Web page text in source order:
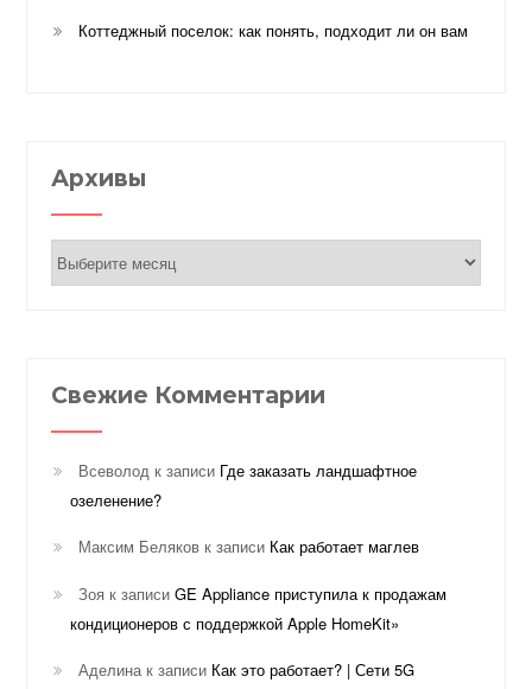
Коттеджный поселок: как понять, подходит ли он вам
Архивы
Архивы
Свежие Комментарии
Всеволод к записи Где заказать ландшафтное
озеленение?
Максим Беляков к записи Как работает маглев
Зоя к записиGE Appliance приступила к продажам
кондиционеров с поддержкой Apple HomeKit»
Аделинак записи Как это работает? | Сети 5G